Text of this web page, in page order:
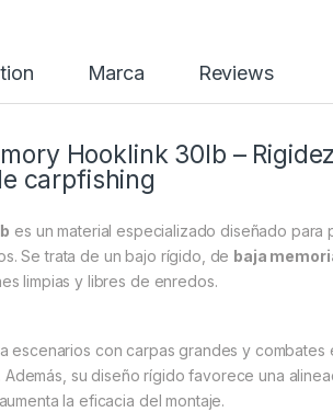
Marca Reviews
Hooklink 30lb –
carpfishing
es un material especializado diseñado para
Se trata de un bajo rígido, de baja
limpias y libres de enredos.
escenarios con carpas grandes y combates
su diseño rígido favorece una
la eficacia del montaje.